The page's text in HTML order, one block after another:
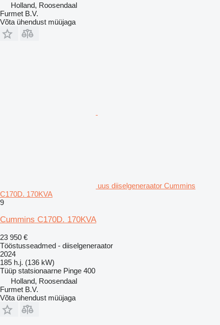
Holland, Roosendaal
Furmet B.V.
Võta ühendust müüjaga
uus diiselgeneraator Cummins
C170D. 170KVA
9
Cummins C170D. 170KVA
23 950 €
Tööstusseadmed - diiselgeneraator
2024
185 h.j. (136 kW)
Tüüp statsionaarne Pinge 400
Holland, Roosendaal
Furmet B.V.
Võta ühendust müüjaga